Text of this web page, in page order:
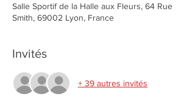
Salle Sportif de la Halle aux Fleurs, 64 Rue
Smith, 69002 Lyon, France
Invités
+ 39 autres invités